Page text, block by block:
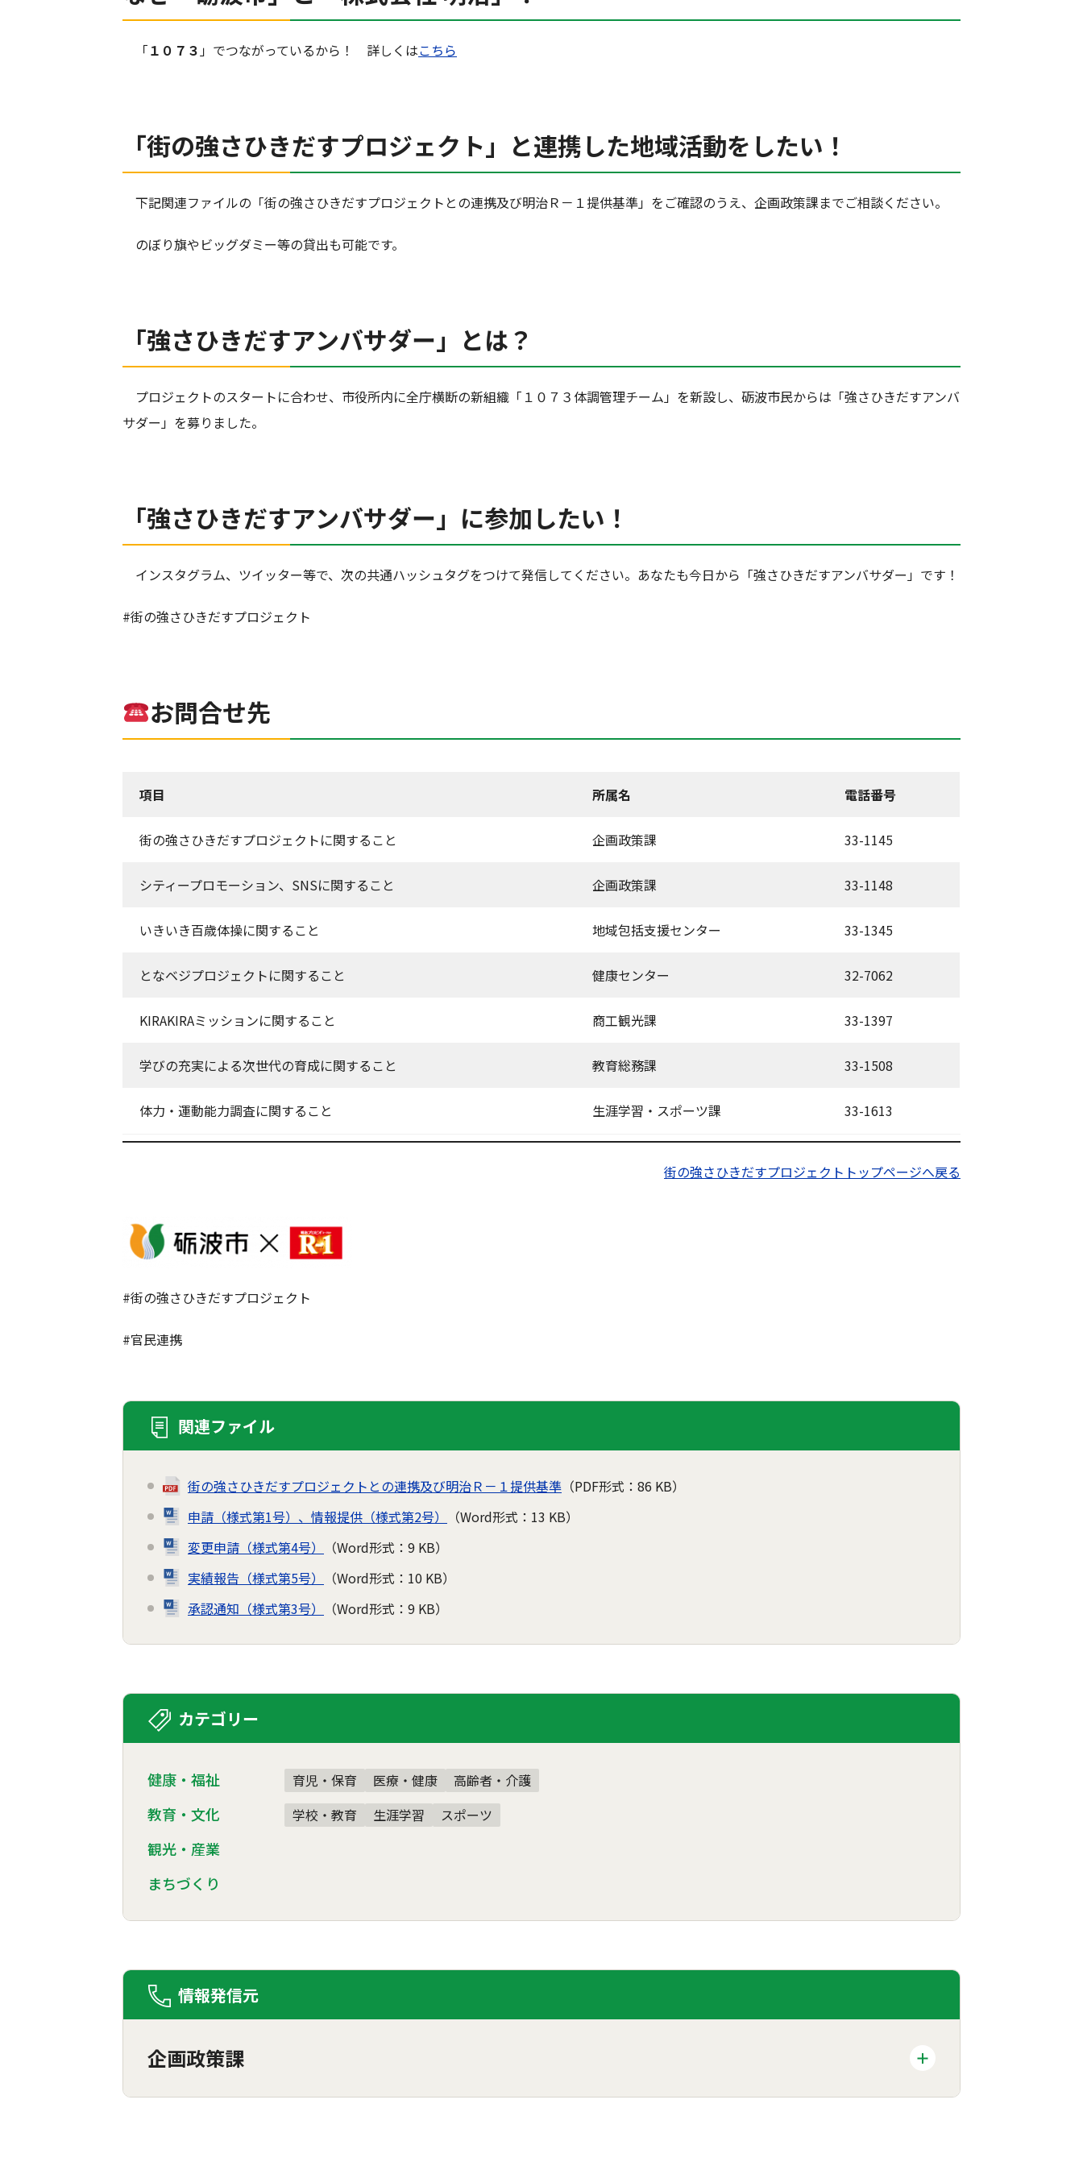
「１０７３」でつながっているから！ 詳しくはこちら
「街の強さひきだすプロジェクト」と連携した地域活動をしたい！
下記関連ファイルの「街の強さひきだすプロジェクトとの連携及び明治Ｒ－１提供基準」をご確認のうえ、企画政策課までご相談ください。
のぼり旗やビッグダミー等の貸出も可能です。
「強さひきだすアンバサダー」とは？
プロジェクトのスタートに合わせ、市役所内に全庁横断の新組織「１０７３体調管理チーム」を新設し、砺波市民からは「強さひきだすアンバ
サダー」を募りました。
「強さひきだすアンバサダー」に参加したい！
インスタグラム、ツイッター等で、次の共通ハッシュタグをつけて発信してください。あなたも今日から「強さひきだすアンバサダー」です！
#街の強さひきだすプロジェクト
お問合せ先
項目 所属名 電話番号
街の強さひきだすプロジェクトに関すること 企画政策課 33-1145
シティープロモーション、SNSに関すること 企画政策課 33-1148
いきいき百歳体操に関すること 地域包括支援センター 33-1345
となベジプロジェクトに関すること 健康センター 32-7062
KIRAKIRAミッションに関すること 商工観光課 33-1397
学びの充実による次世代の育成に関すること 教育総務課 33-1508
体力・運動能力調査に関すること 生涯学習・スポーツ課 33-1613
街の強さひきだすプロジェクトトップページへ戻る
#街の強さひきだすプロジェクト
#官民連携
関連ファイル
街の強さひきだすプロジェクトとの連携及び明治Ｒ－１提供基準 （PDF形式：86 KB）
申請（様式第1号）、情報提供（様式第2号）
（Word形式：13 KB）
変更申請（様式第4号）
（Word形式：9 KB）
実績報告（様式第5号）
（Word形式：10 KB）
承認通知（様式第3号）
（Word形式：9 KB）
カテゴリー
健康・福祉 育児・保育 医療・健康 高齢者・介護
教育・文化 学校・教育 生涯学習 スポーツ
観光・産業
まちづくり
情報発信元
企画政策課